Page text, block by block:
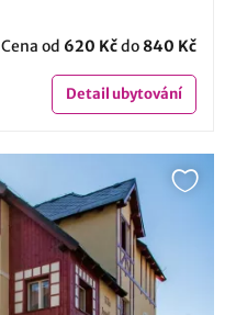
Cena od 620 Kčdo 840 Kč
Detailubytování